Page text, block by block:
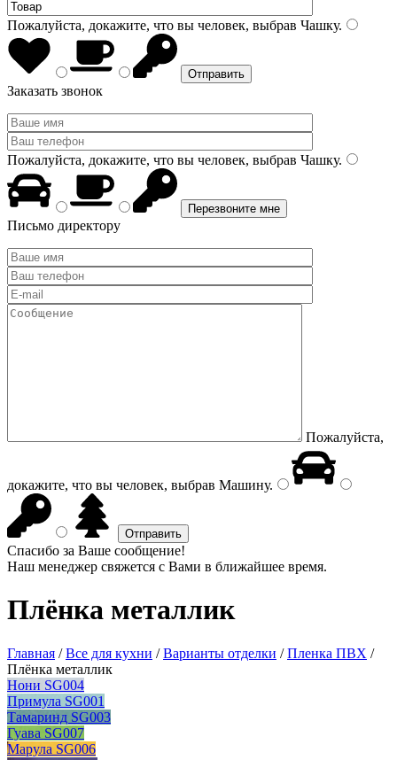
Пожалуйста, докажите, что вы человек, выбрав Чашку.
Заказать звонок
Пожалуйста, докажите, что вы человек, выбрав Чашку.
Письмо директору
Пожалуйста,
докажите, что вы человек, выбрав Машину.
Спасибо за Ваше сообщение!
Наш менеджер свяжется с Вами в ближайшее время.
Плёнка металлик
Главная /Все для кухни /Варианты отделки /Пленка ПВХ /
Плёнка металлик
Нони SG004
Примула SG001
Тамаринд SG003
Гуава SG007
Марула SG006